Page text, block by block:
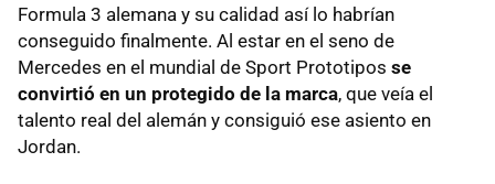
Formula 3 alemana y su calidad así lo habrían
conseguido finalmente. Al estar en el seno de
Mercedes en el mundial de Sport Prototipos se
convirtió en un protegido de la marca, que veía el
talento real del alemán y consiguió ese asiento en
Jordan.